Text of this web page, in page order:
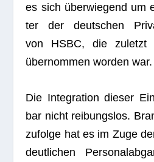
es sich über­wie­gend um
ter der deut­schen
von HSBC, die zuletzt
über­nom­men wor­den war.
Die Inte­gra­tion die­ser
bar nicht rei­bungs­los.
zufolge hat es im Zuge
deut­li­chen